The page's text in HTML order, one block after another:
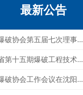
最新公告
破协会第五届七次理事...
第十五期爆破工程技术...
破协会工作会议在沈阳...